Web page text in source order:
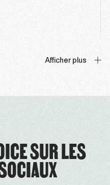
Afficher plus
SUR LES